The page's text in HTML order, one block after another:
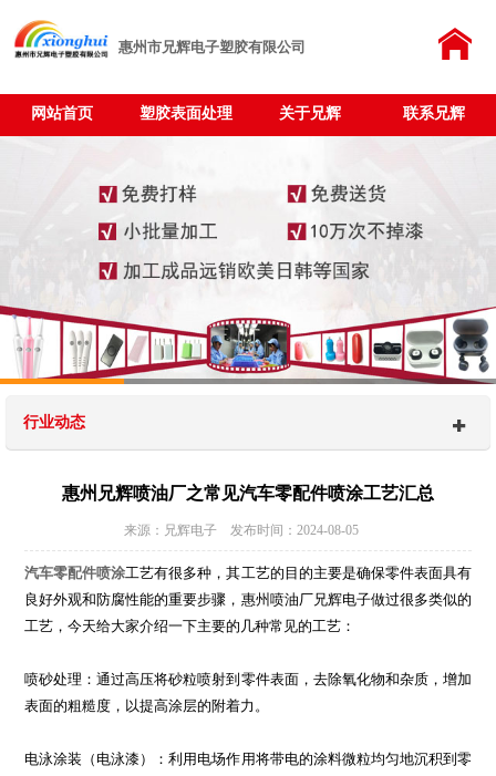
惠州市兄辉电子塑胶有限公司
网站首页 塑胶表面处理 关于兄辉 联系兄辉
行业动态
惠州兄辉喷油厂之常见汽车零配件喷涂工艺汇总
来源：兄辉电子 发布时间：2024-08-05
汽车零配件喷涂工艺有很多种，其工艺的目的主要是确保零件表面具有
良好外观和防腐性能的重要步骤，惠州喷油厂兄辉电子做过很多类似的
工艺，今天给大家介绍一下主要的几种常见的工艺：
喷砂处理：通过高压将砂粒喷射到零件表面，去除氧化物和杂质，增加
表面的粗糙度，以提高涂层的附着力。
电泳涂装（电泳漆）：利用电场作用将带电的涂料微粒均匀地沉积到零